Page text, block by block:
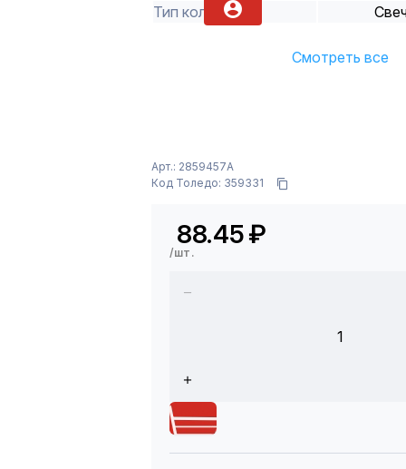
Тип колбы
Смотреть все
Арт.: 2859457A
Код Толедо: 359331
88.45₽
/шт.
1